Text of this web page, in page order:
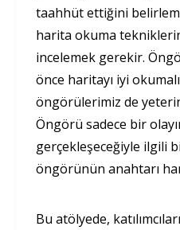
taahhüt ettiğini
harita okuma
incelemek gerekir.
önce haritayı iyi
öngörülerimiz de
Öngörü sadece bir
gerçekleşeceğiyle ilgili
öngörünün anahtarı
Bu atölyede,